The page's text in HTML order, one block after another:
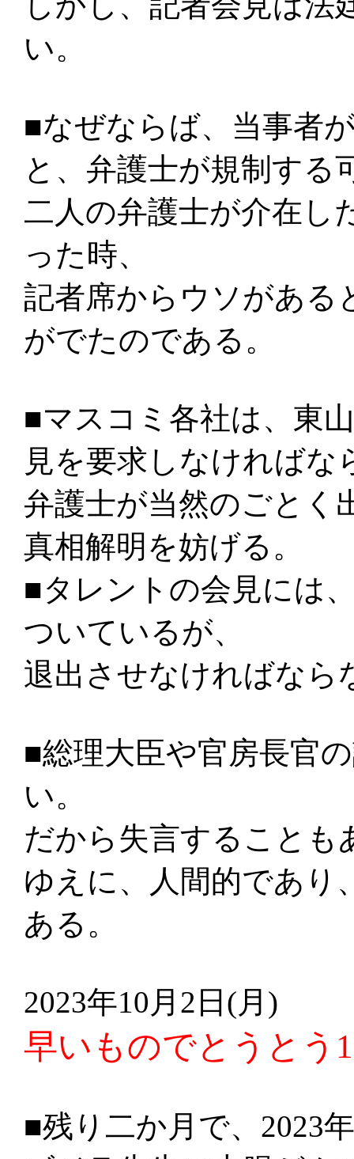
い。
■なぜならば、当事者
と、弁護士が規制する
二人の弁護士が介在し
った時、
記者席からウソがある
がでたのである。
■マスコミ各社は、東
見を要求しなければな
弁護士が当然のごとく
真相解明を妨げる。
■タレントの会見には
ついているが、
退出させなければなら
■総理大臣や官房長官
い。
だから失言することも
ゆえに、人間的であり
ある。
2023年10月2日(月)
早いものでとうとう
■残り二か月で、2023